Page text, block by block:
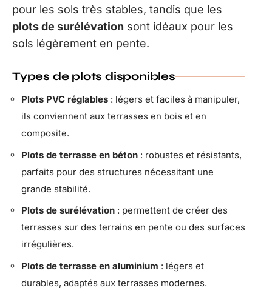
pour les sols très stables, tandis que les
plots de surélévation sont idéaux pour les
sols légèrement en pente.
Types de plots disponibles
Plots PVC réglables : légers et faciles à manipuler,
ils conviennent aux terrasses en bois et en
composite.
Plots de terrasse en béton : robustes et résistants,
parfaits pour des structures nécessitant une
grande stabilité.
Plots de surélévation : permettent de créer des
terrasses sur des terrains en pente ou des surfaces
irrégulières.
Plots de terrasse en aluminium : légers et
durables, adaptés aux terrasses modernes.